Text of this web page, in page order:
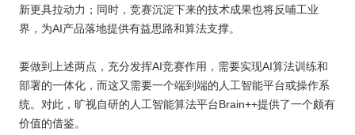
新更具拉动力；同时，竞赛沉淀下来的技术成果也将反哺工业
界，为AI产品落地提供有益思路和算法支撑。
要做到上述两点，充分发挥AI竞赛作用，需要实现AI算法训练和
部署的一体化，而这又需要一个端到端的人工智能平台或操作系
统。对此，旷视自研的人工智能算法平台Brain++提供了一个颇有
价值的借鉴。